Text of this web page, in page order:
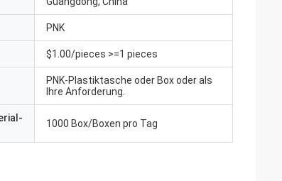
PNK
$1.00/pieces >=1 pieces
PNK-Plastiktasche oder Box oder als
Ihre Anforderung.
1000 Box/Boxen pro Tag